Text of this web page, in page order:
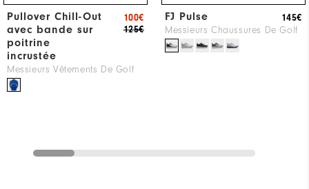
Pullover Chill-Out
avec bande sur
poitrine
incrustée
Messieurs Vêtements De Golf
125€
100€
FJ Pulse
Messieurs Chaussures De Golf
145€